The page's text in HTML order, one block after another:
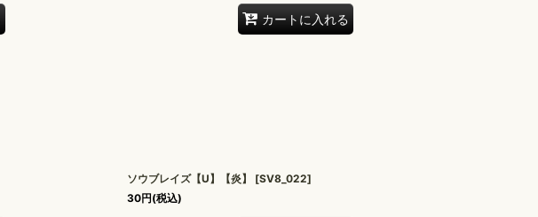
カートに入れる
ソウブレイズ【U】【炎】 [SV8_022]
30円(税込)